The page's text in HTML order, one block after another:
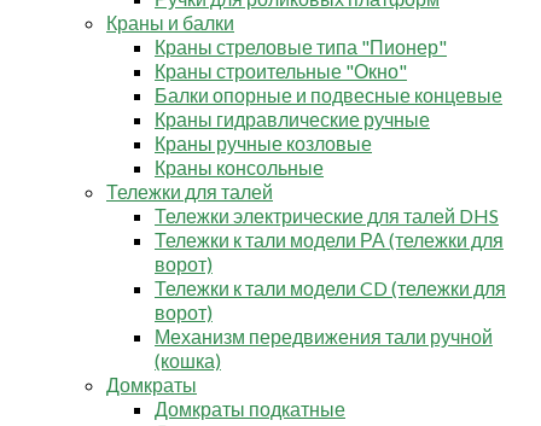
Краны и балки
Краны стреловые типа "Пионер"
Краны строительные "Окно"
Балки опорные и подвесные концевые
Краны гидравлические ручные
Краны ручные козловые
Краны консольные
Тележки для талей
Тележки электрические для талей DHS
Тележки к тали модели РА (тележки для
ворот)
Тележки к тали модели CD (тележки для
ворот)
Механизм передвижения тали ручной
(кошка)
Домкраты
Домкраты подкатные